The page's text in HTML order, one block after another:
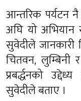
आन्तरिक पर्यटन नै
अघि यो
सुवेदीले जानकारी
चितवन, लुम्बिनी
प्रबर्द्धनको
सुवेदीले बताए ।